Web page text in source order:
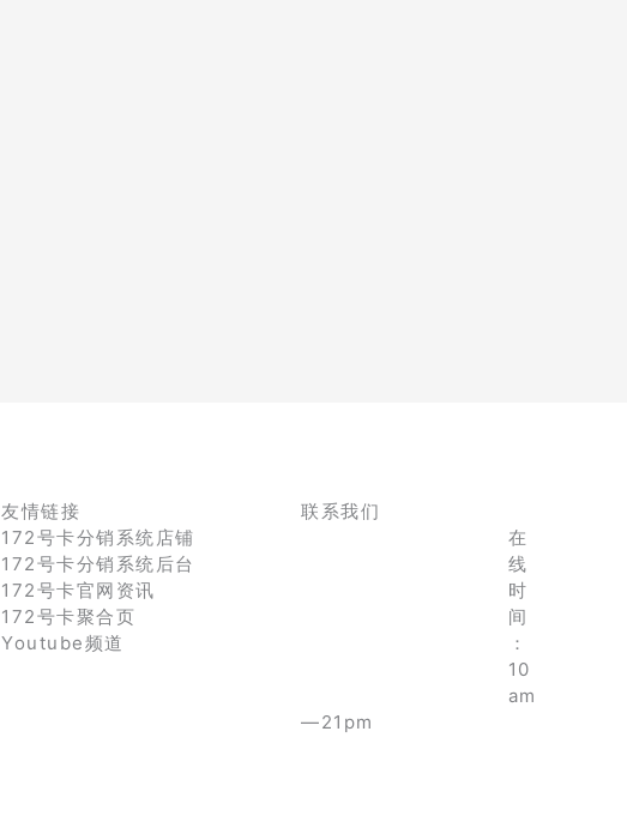
友情链接
172号卡分销系统店铺
172号卡分销系统后台
172号卡官网资讯
172号卡聚合页
Youtube频道
联系我们
在
线
时
间
：
10
am
—21pm